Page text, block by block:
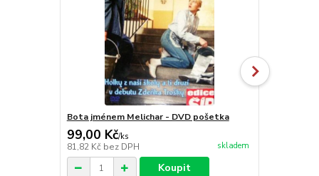
Bota jménem Melichar - DVD pošetka
99,00 Kč/ks
81,82 Kč bez DPH skladem
Koupit